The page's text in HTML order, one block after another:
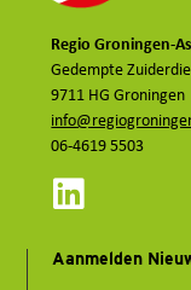
Regio Groningen-
Gedempte
9711 HG Groningen
06-4619 5503
Aanmelden